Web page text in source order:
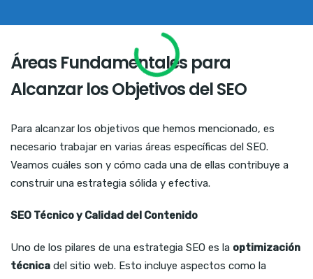
Áreas Fundamentales para
Alcanzar los Objetivos del SEO
Para alcanzar los objetivos que hemos mencionado, es
necesario trabajar en varias áreas específicas del SEO.
Veamos cuáles son y cómo cada una de ellas contribuye a
construir una estrategia sólida y efectiva.
SEO Técnico y Calidad del Contenido
Uno de los pilares de una estrategia SEO es la optimización
técnica del sitio web. Esto incluye aspectos como la